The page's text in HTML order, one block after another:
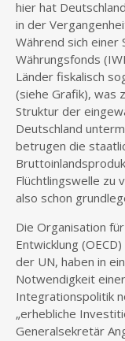
hier hat
in der
Während sich einer
Währungsfonds
Länder fiskalisch
(siehe Grafik), was
Struktur der
Deutschland
betrugen die
Flüchtlingswelle zu
also schon
Die Organisation
Entwicklung
der UN, haben in
Notwendigkeit
Integrationspolitik
„erhebliche
Generalsekretär